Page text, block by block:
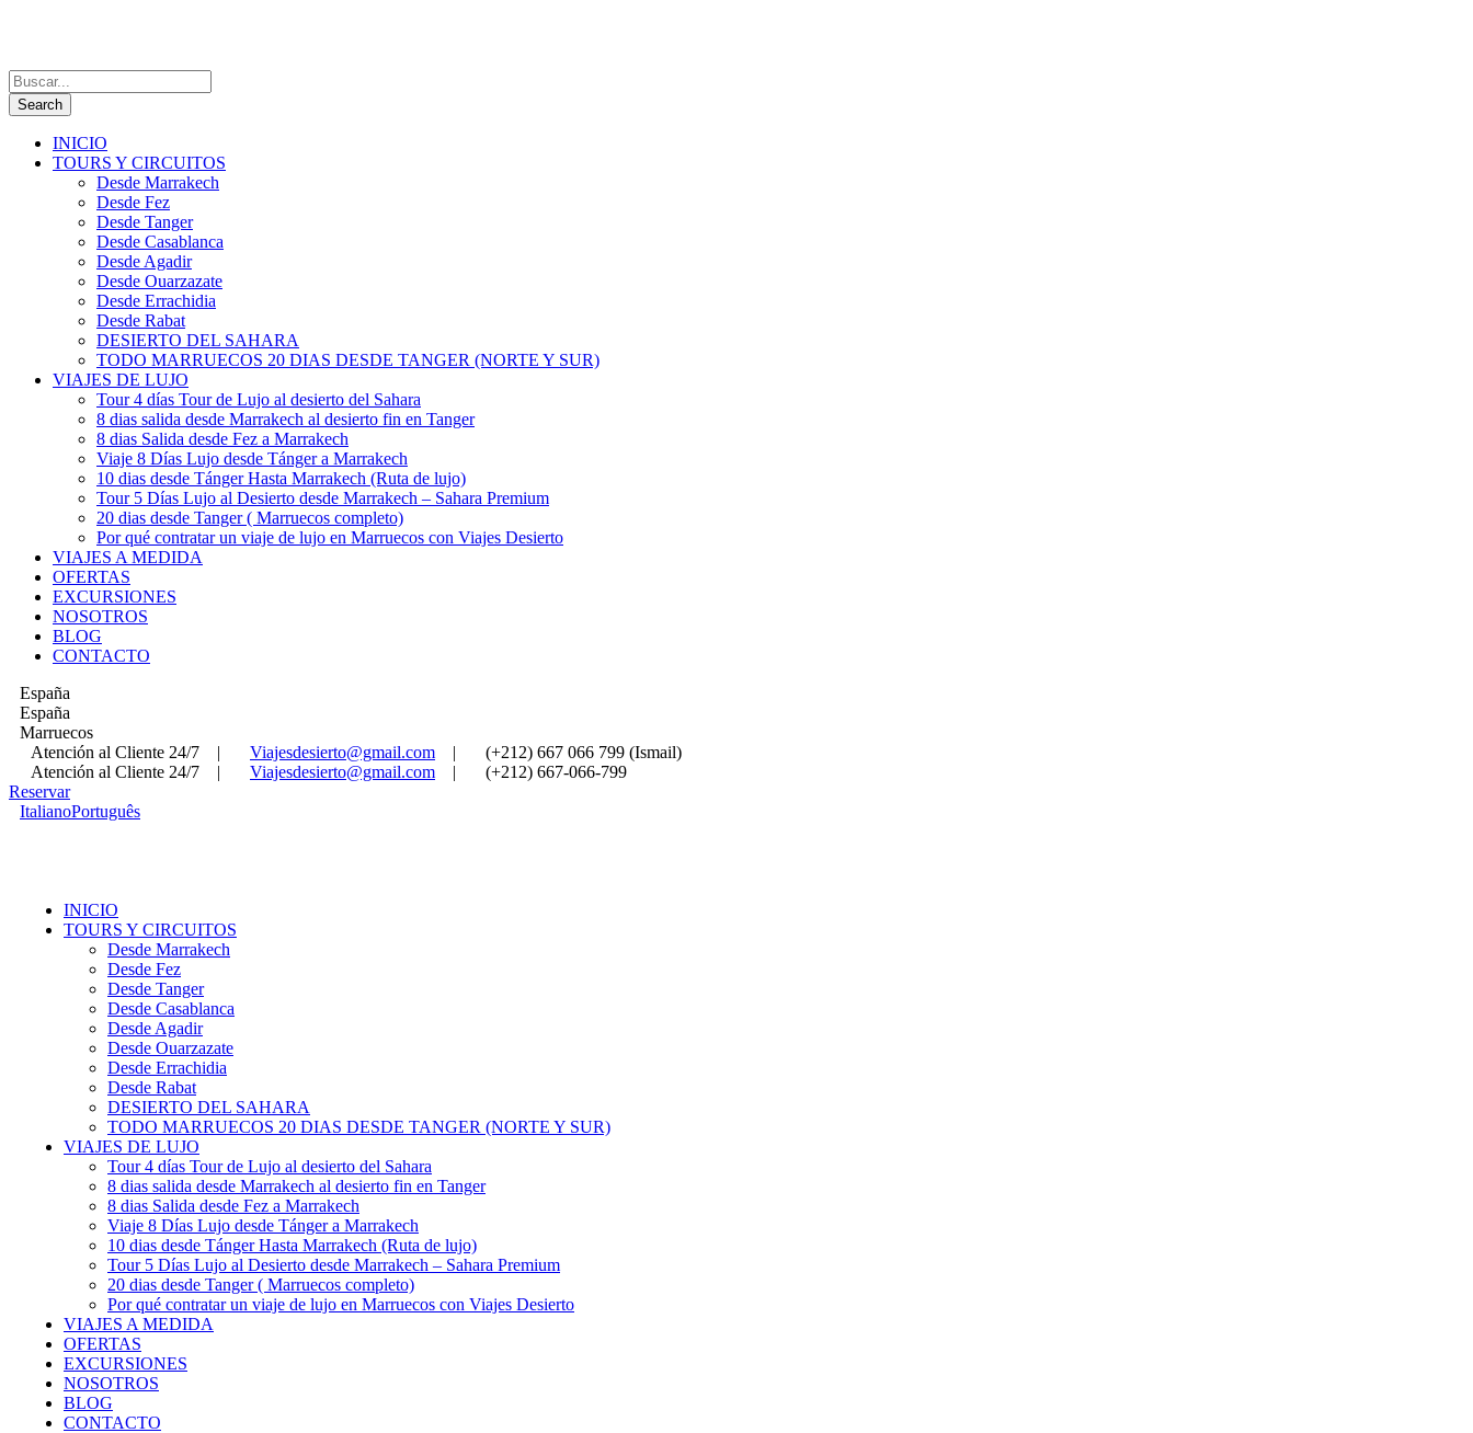
INICIO
TOURS Y CIRCUITOS
Desde Marrakech
Desde Fez
Desde Tanger
Desde Casablanca
Desde Agadir
Desde Ouarzazate
Desde Errachidia
Desde Rabat
DESIERTO DEL SAHARA
TODO MARRUECOS 20 DIAS DESDE TANGER (NORTE Y SUR)
VIAJES DE LUJO
Tour 4 días Tour de Lujo al desierto del Sahara
8 dias salida desde Marrakech al desierto fin en Tanger
8 dias Salida desde Fez a Marrakech
Viaje 8 Días Lujo desde Tánger a Marrakech
10 dias desde Tánger Hasta Marrakech (Ruta de lujo)
Tour 5 Días Lujo al Desierto desde Marrakech – Sahara Premium
20 dias desde Tanger ( Marruecos completo)
Por qué contratar un viaje de lujo en Marruecos con Viajes Desierto
VIAJES A MEDIDA
OFERTAS
EXCURSIONES
NOSOTROS
BLOG
CONTACTO
España
España
Marruecos
Atención al Cliente 24/7
| Viajesdesierto@gmail.com |
(+212) 667 066 799 (Ismail)
Atención al Cliente 24/7
| Viajesdesierto@gmail.com |
(+212) 667-066-799
Reservar
ItalianoPortuguês
INICIO
TOURS Y CIRCUITOS
Desde Marrakech
Desde Fez
Desde Tanger
Desde Casablanca
Desde Agadir
Desde Ouarzazate
Desde Errachidia
Desde Rabat
DESIERTO DEL SAHARA
TODO MARRUECOS 20 DIAS DESDE TANGER (NORTE Y SUR)
VIAJES DE LUJO
Tour 4 días Tour de Lujo al desierto del Sahara
8 dias salida desde Marrakech al desierto fin en Tanger
8 dias Salida desde Fez a Marrakech
Viaje 8 Días Lujo desde Tánger a Marrakech
10 dias desde Tánger Hasta Marrakech (Ruta de lujo)
Tour 5 Días Lujo al Desierto desde Marrakech – Sahara Premium
20 dias desde Tanger ( Marruecos completo)
Por qué contratar un viaje de lujo en Marruecos con Viajes Desierto
VIAJES A MEDIDA
OFERTAS
EXCURSIONES
NOSOTROS
BLOG
CONTACTO